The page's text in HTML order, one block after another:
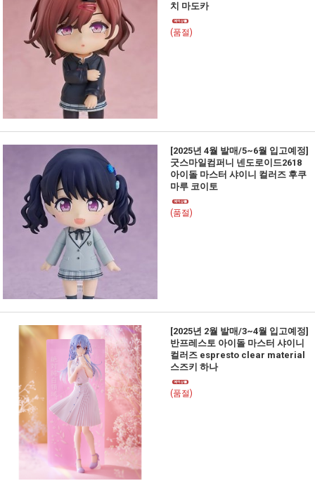
치 마도카
(품절)
[2025년 4월 발매/5~6월 입고예정]
굿스마일컴퍼니 넨도로이드2618
아이돌 마스터 샤이니 컬러즈 후쿠
마루 코이토
(품절)
[2025년 2월 발매/3~4월 입고예정]
반프레스토 아이돌 마스터 샤이니
컬러즈 espresto clear material
스즈키 하나
(품절)